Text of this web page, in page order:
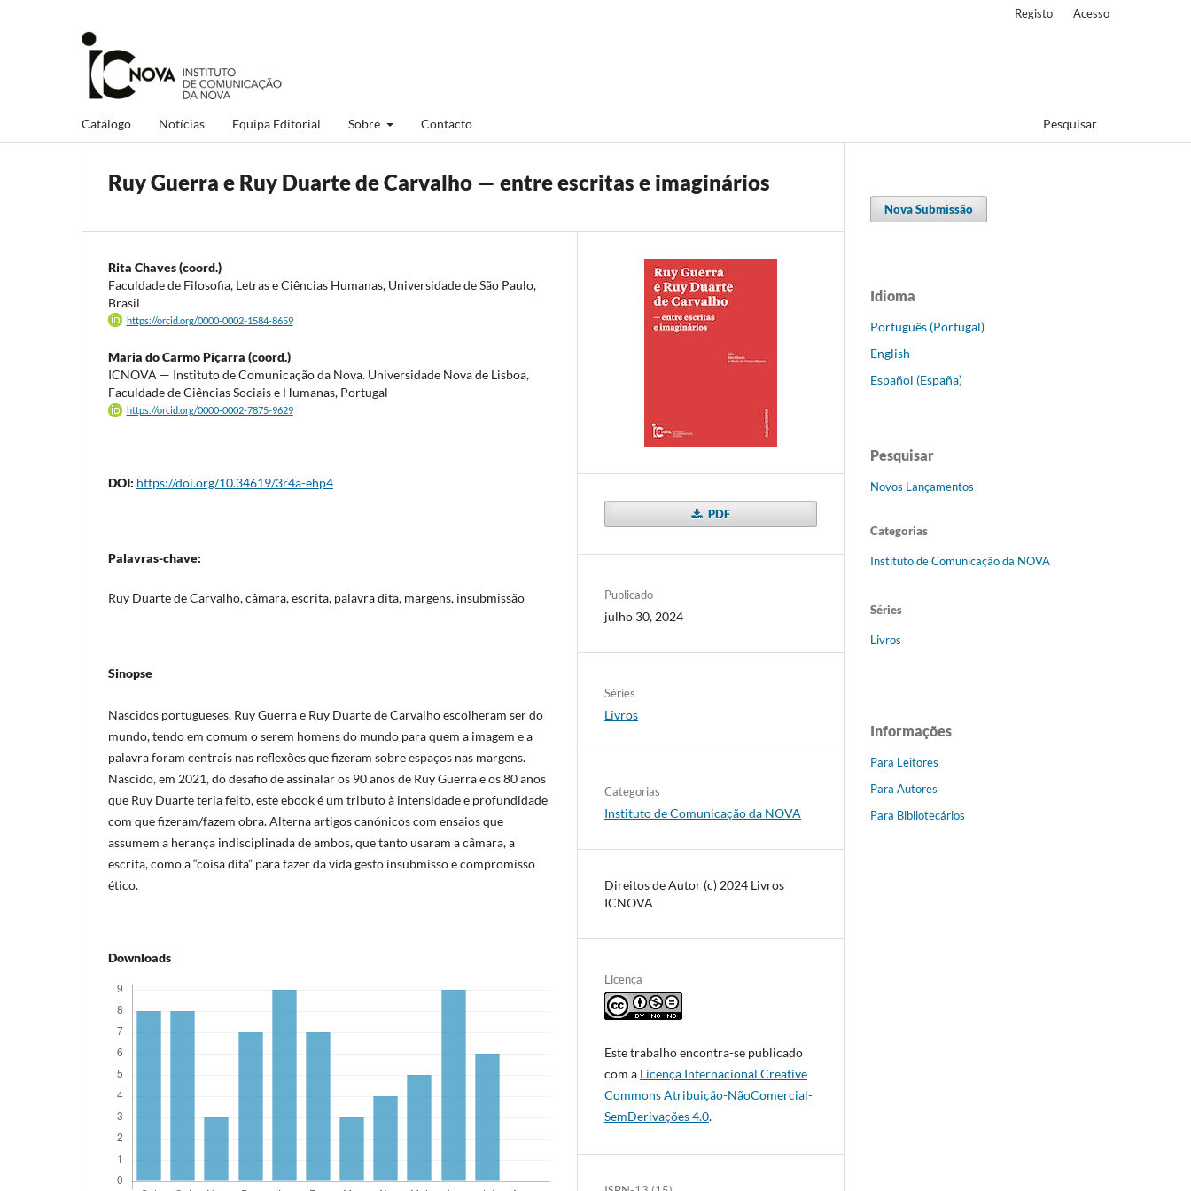
Catálogo Notícias Equipa Editorial Sobre Contacto Pesquisar
Registo Acesso
Ruy Guerra e Ruy Duarte de Carvalho — entre escritas e imaginários
Rita Chaves (coord.)
Faculdade de Filosofia, Letras e Ciências Humanas, Universidade de São Paulo,
Brasil
https://orcid.org/0000-0002-1584-8659
Maria do Carmo Piçarra (coord.)
ICNOVA — Instituto de Comunicação da Nova. Universidade Nova de Lisboa,
Faculdade de Ciências Sociais e Humanas, Portugal
https://orcid.org/0000-0002-7875-9629
DOI: https://doi.org/10.34619/3r4a-ehp4
Palavras-chave:
Ruy Duarte de Carvalho, câmara, escrita, palavra dita, margens, insubmissão
Sinopse
Nascidos portugueses, Ruy Guerra e Ruy Duarte de Carvalho escolheram ser do
mundo, tendo em comum o serem homens do mundo para quem a imagem e a
palavra foram centrais nas reflexões que fizeram sobre espaços nas margens.
Nascido, em 2021, do desafio de assinalar os 90 anos de Ruy Guerra e os 80 anos
que Ruy Duarte teria feito, este ebook é um tributo à intensidade e profundidade
com que fizeram/fazem obra. Alterna artigos canónicos com ensaios que
assumem a herança indisciplinada de ambos, que tanto usaram a câmara, a
escrita, como a “coisa dita” para fazer da vida gesto insubmisso e compromisso
ético.
Downloads
PDF
Publicado
julho 30, 2024
Séries
Livros
Categorias
Instituto de Comunicação da NOVA
Direitos de Autor (c) 2024 Livros
ICNOVA
Licença
Este trabalho encontra-se publicado
com a Licença Internacional Creative
Commons Atribuição-NãoComercial-
SemDerivações 4.0.
Nova Submissão
Idioma
Português (Portugal)
English
Español (España)
Pesquisar
Novos Lançamentos
Categorias
Instituto de Comunicação da NOVA
Séries
Livros
Informações
Para Leitores
Para Autores
Para Bibliotecários